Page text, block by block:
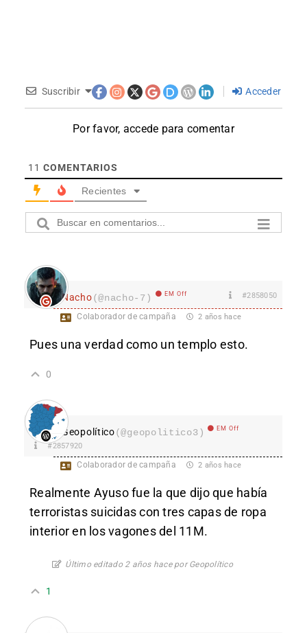
Suscribir Acceder
Por favor, accede para comentar
11 COMENTARIOS
Recientes
Nacho(@nacho-7) EM Off #2858050
Colaborador de campaña 2 años hace
Pues una verdad como un templo esto.
0
Geopolítico(@geopolitico3) EM Off
#2857920
Colaborador de campaña 2 años hace
Realmente Ayuso fue la que dijo que había
terroristas suicidas con tres capas de ropa
interior en los vagones del 11M.
Último editado 2 años hace por Geopolítico
1